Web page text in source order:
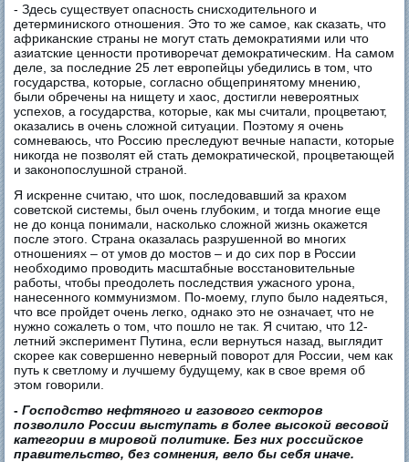
- Здесь существует опасность снисходительного и
детерминиского отношения. Это то же самое, как сказать, что
африканские страны не могут стать демократиями или что
азиатские ценности противоречат демократическим. На самом
деле, за последние 25 лет европейцы убедились в том, что
государства, которые, согласно общепринятому мнению,
были обречены на нищету и хаос, достигли невероятных
успехов, а государства, которые, как мы считали, процветают,
оказались в очень сложной ситуации. Поэтому я очень
сомневаюсь, что Россию преследуют вечные напасти, которые
никогда не позволят ей стать демократической, процветающей
и законопослушной страной.
Я искренне считаю, что шок, последовавший за крахом
советской системы, был очень глубоким, и тогда многие еще
не до конца понимали, насколько сложной жизнь окажется
после этого. Страна оказалась разрушенной во многих
отношениях – от умов до мостов – и до сих пор в России
необходимо проводить масштабные восстановительные
работы, чтобы преодолеть последствия ужасного урона,
нанесенного коммунизмом. По-моему, глупо было надеяться,
что все пройдет очень легко, однако это не означает, что не
нужно сожалеть о том, что пошло не так. Я считаю, что 12-
летний эксперимент Путина, если вернуться назад, выглядит
скорее как совершенно неверный поворот для России, чем как
путь к светлому и лучшему будущему, как в свое время об
этом говорили.
-Господство нефтяного и газового секторов
позволило России выступать в более высокой весовой
категории в мировой политике. Без них российское
правительство, без сомнения, вело бы себя иначе.